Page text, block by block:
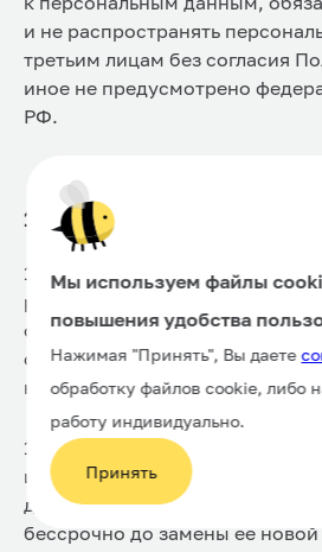
и не распространять
третьим лицам без согласия
иное не предусмотрено
РФ.
15. Заключительные
15.1. Пользователь может
разъяснения по вопросам,
обработки его персональных
обратившись к Оператору по
на адресopd-pretense@it-
15.2. В Политике будут
изменения в политике
данных Оператором. Политика
бессрочно до замены ее новой
Мы используем файлы
повышения удобства
Нажимая "Принять", Вы даете
обработку файлов cookie, либо
работу индивидуально.
Принять